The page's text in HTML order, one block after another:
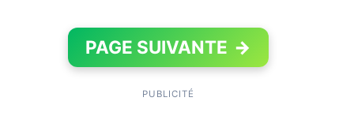
PAGE SUIVANTE →
PUBLICITÉ